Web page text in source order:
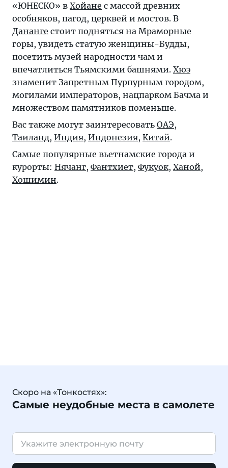
«ЮНЕСКО» в Хойане с массой древних
особняков, пагод, церквей и мостов. В
Дананге стоит подняться на Мраморные
горы, увидеть статую женщины-Будды,
посетить музей народности чам и
впечатлиться Тьямскими башнями. Хюэ
знаменит Запретным Пурпурным городом,
могилами императоров, нацпарком Бачма и
множеством памятников поменьше.
Вас также могут заинтересовать ОАЭ,
Таиланд, Индия, Индонезия, Китай.
Самые популярные вьетнамские города и
курорты: Нячанг, Фантхиет, Фукуок, Ханой,
Хошимин.
Скоро на «Тонкостях»:
Самые неудобные места в самолете